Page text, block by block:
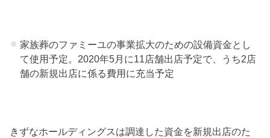
家族葬のファミーユの事業拡大のための設備資金とし
て使用予定。2020年5月に11店舗出店予定で、うち2店
舗の新規出店に係る費用に充当予定
きずなホールディングスは調達した資金を新規出店のた